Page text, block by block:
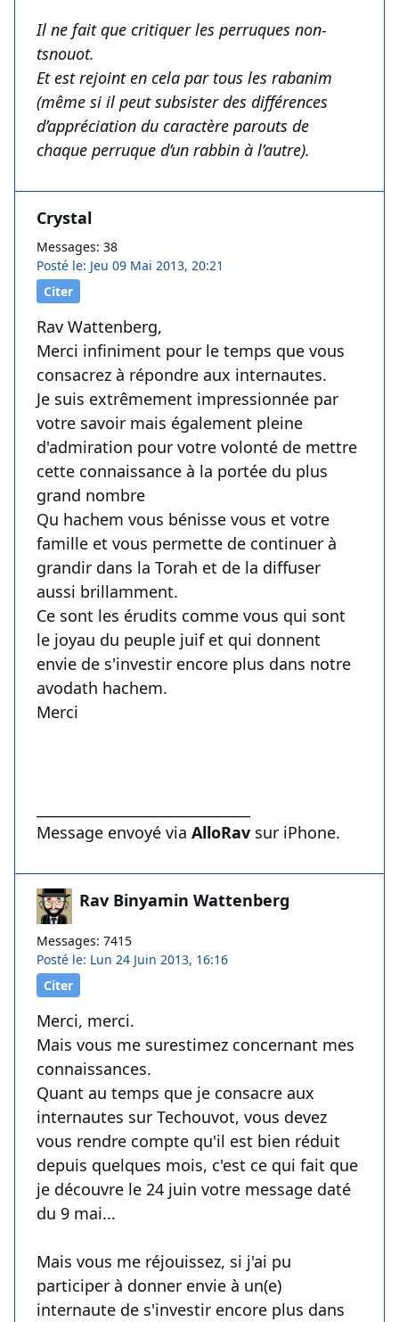
Il ne fait que critiquer les perruques non-
tsnouot.
Et est rejoint en cela par tous les rabanim
(même si il peut subsister des différences
d’appréciation du caractère parouts de
chaque perruque d’un rabbin à l’autre).
Crystal
Messages: 38
Posté le: Jeu 09 Mai 2013, 20:21
Citer
Rav Wattenberg,
Merci infiniment pour le temps que vous
consacrez à répondre aux internautes.
Je suis extrêmement impressionnée par
votre savoir mais également pleine
d'admiration pour votre volonté de mettre
cette connaissance à la portée du plus
grand nombre
Qu hachem vous bénisse vous et votre
famille et vous permette de continuer à
grandir dans la Torah et de la diffuser
aussi brillamment.
Ce sont les érudits comme vous qui sont
le joyau du peuple juif et qui donnent
envie de s'investir encore plus dans notre
avodath hachem.
Merci
Message envoyé via AlloRav sur iPhone.
Rav Binyamin Wattenberg
Messages: 7415
Posté le: Lun 24 Juin 2013, 16:16
Citer
Merci, merci.
Mais vous me surestimez concernant mes
connaissances.
Quant au temps que je consacre aux
internautes sur Techouvot, vous devez
vous rendre compte qu'il est bien réduit
depuis quelques mois, c'est ce qui fait que
je découvre le 24 juin votre message daté
du 9 mai...
Mais vous me réjouissez, si j'ai pu
participer à donner envie à un(e)
internaute de s'investir encore plus dans